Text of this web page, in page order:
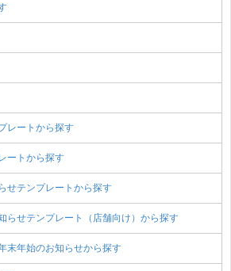
レートから探す
ートから探す
せテンプレートから探す
らせテンプレート（店舗向け）から探す
末年始のお知らせから探す